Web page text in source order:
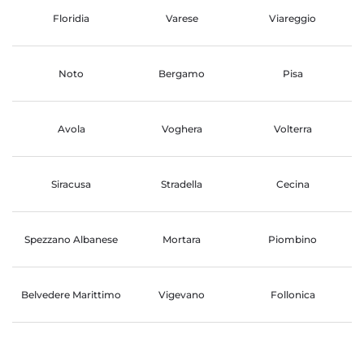
Floridia Varese Viareggio
Noto Bergamo Pisa
Avola Voghera Volterra
Siracusa Stradella Cecina
Spezzano Albanese Mortara Piombino
Belvedere Marittimo Vigevano Follonica